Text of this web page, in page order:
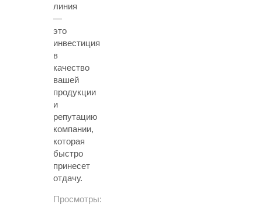
линия
—
это
инвестиция
в
качество
вашей
продукции
и
репутацию
компании,
которая
быстро
принесет
отдачу.
Просмотры: